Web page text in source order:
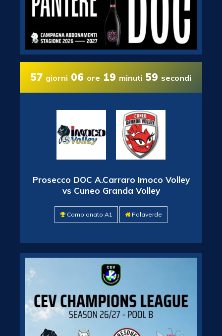
57 giorni 06 ore 19 minuti 58 secondi
Prosecco DOC A.Carraro Imoco Volley
vs Cuneo Granda Volley
Campionato A1 Palaverde